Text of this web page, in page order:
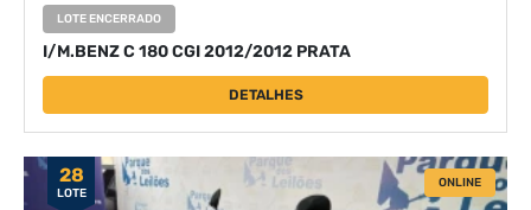
LOTE ENCERRADO
I/M.BENZ C 180 CGI 2012/2012 PRATA
DETALHES
28
LOTE
ONLINE